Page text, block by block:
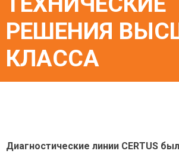
РЕШЕНИЯ
КЛАССА
Диагностические линии CERTUS